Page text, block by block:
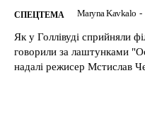
CПЕЦТЕМА Maryna Kavkalo -
Як у Голлівуді сприйняли
говорили за лаштунками "Оскара"; над чим
надалі режисер Мстислав